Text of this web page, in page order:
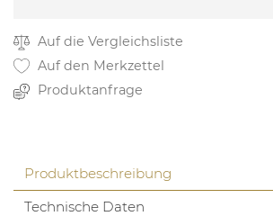
Auf die Vergleichsliste
Auf den Merkzettel
Produktanfrage
Produktbeschreibung
Technische Daten